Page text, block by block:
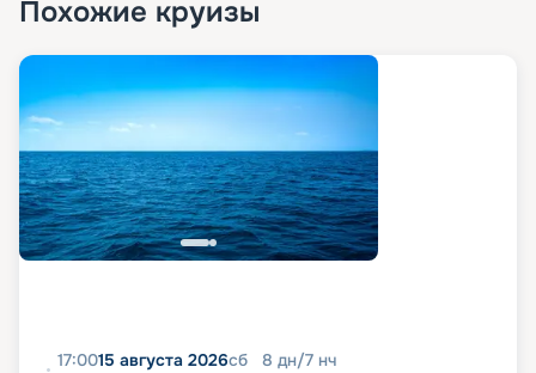
Похожие круизы
17:0015 августа 2026сб 8 дн/7 нч